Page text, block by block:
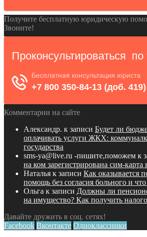
Получите бесплатную юридическую
Звоните!
Комментарии на сайте
Александр. к записи Будет ли
оплачивать услуги ЖКХ:
государства
sms-ya@live.ru -пишите,поможем к
на ком зарегистрирована сим-
Наталья к записи Как оказывается
помощь без согласия больного и
Ольга к записи Должны ли
на имущество? Как получить
Давайте дружить в соц. сетях!
Facebook Вконтакте Одноклассники